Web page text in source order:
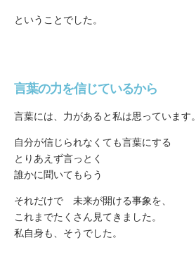
ということでした。
言葉の力を信じているから
言葉には、力があると私は思っています。
自分が信じられなくても言葉にする
とりあえず言っとく
誰かに聞いてもらう
それだけで 未来が開ける事象を、
これまでたくさん見てきました。
私自身も、そうでした。